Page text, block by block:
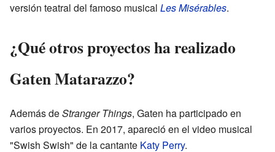
versión teatral del famoso musical Les Misérables.
¿Qué otros proyectos ha realizado
Gaten Matarazzo?
Además deStranger Things, Gaten ha participado en
varios proyectos. En 2017, apareció en el video musical
"Swish Swish" de la cantante Katy Perry.